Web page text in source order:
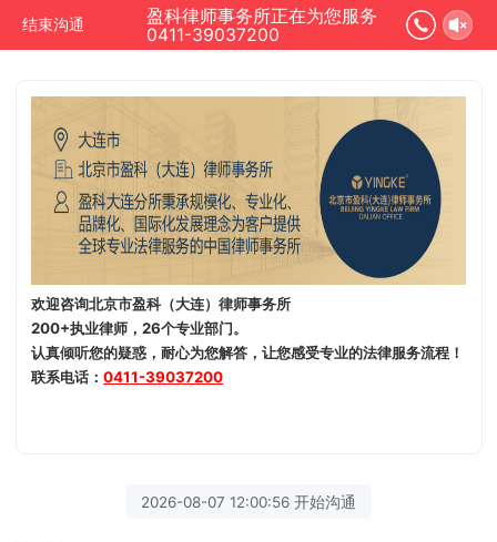
结束沟通
盈科律师事务所正在为您服务
0411-39037200
欢迎咨询北京市盈科（大连）律师事务所
200+执业律师，26个专业部门。
认真倾听您的疑惑，耐心为您解答，让您感受专业的法律服务流程！
联系电话：0411-39037200
2026-08-07 12:00:56 开始沟通